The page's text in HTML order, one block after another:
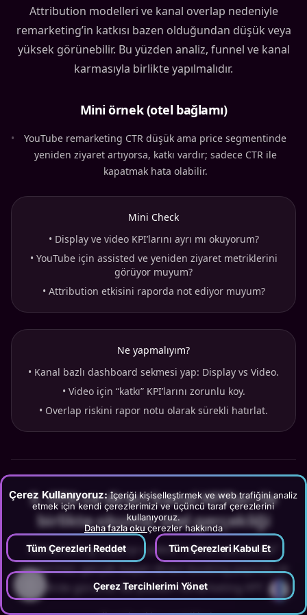
Çerez Kullanıyoruz: İçeriği kişiselleştirmek ve web trafiğini analiz
etmek için kendi çerezlerimizi ve üçüncü taraf çerezlerini
kullanıyoruz.
Daha fazla okuçerezler hakkında
Tüm Çerezleri Reddet Tüm Çerezleri Kabul Et
Çerez Tercihlerimi Yönet
Attribution modelleri ve kanal overlap nedeniyle
remarketing’in katkısı bazen olduğundan düşük veya
yüksek görünebilir. Bu yüzden analiz, funnel ve kanal
karmasıyla birlikte yapılmalıdır.
Mini örnek (otel bağlamı)
•
YouTube remarketing CTR düşük ama price segmentinde
yeniden ziyaret artıyorsa, katkı vardır; sadece CTR ile
kapatmak hata olabilir.
Mini Check
• Display ve video KPI’larını ayrı mı okuyorum?
• YouTube için assisted ve yeniden ziyaret metriklerini
görüyor muyum?
• Attribution etkisini raporda not ediyor muyum?
Ne yapmalıyım?
• Kanal bazlı dashboard sekmesi yap: Display vs Video.
• Video için “katkı” KPI’larını zorunlu koy.
• Overlap riskini rapor notu olarak sürekli hatırlat.
5.OTA ve direct kanal KPI’ları ile
birlikte okuma: otel gerçekliği
Remarketing başarıyı sadece “reklam panelinde”
göstermez; gerçek başarı direct booking payında ve
net gelirde görünür. Bu yüzden remarketing KPI’larını:
?